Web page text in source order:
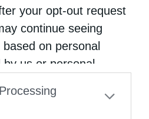
your opt-out request
continue seeing
on personal
by us or personal
may separately opt-out
οικισμό Κατσαρού